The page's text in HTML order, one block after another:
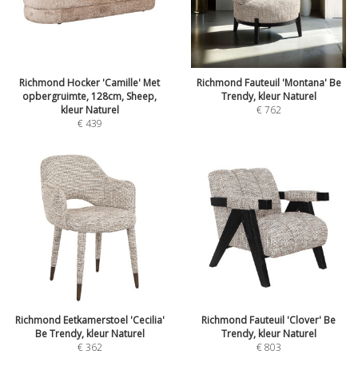
Richmond Hocker 'Camille' Met
opbergruimte, 128cm, Sheep,
kleur Naturel
€439
Richmond Fauteuil 'Montana' Be
Trendy, kleur Naturel
€762
Richmond Eetkamerstoel 'Cecilia'
Be Trendy, kleur Naturel
€362
Richmond Fauteuil 'Clover' Be
Trendy, kleur Naturel
€803